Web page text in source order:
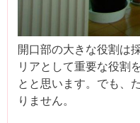
開口部の大きな役割は
リアとして重要な役割
とと思います。でも、
りません。